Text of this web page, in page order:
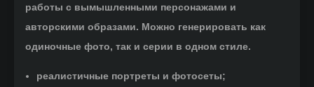
работы с вымышленными персонажами и
авторскими образами. Можно генерировать как
одиночные фото, так и серии в одном стиле.
реалистичные портреты и фотосеты;